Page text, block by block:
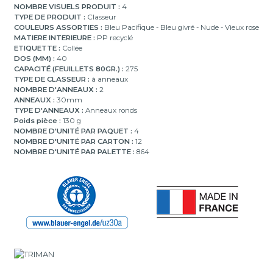
NOMBRE VISUELS PRODUIT : 4
TYPE DE PRODUIT : Classeur
COULEURS ASSORTIES : Bleu Pacifique - Bleu givré - Nude - Vieux rose
MATIERE INTERIEURE : PP recyclé
ETIQUETTE : Collée
DOS (MM) : 40
CAPACITÉ (FEUILLETS 80GR.) : 275
TYPE DE CLASSEUR : à anneaux
NOMBRE D'ANNEAUX : 2
ANNEAUX : 30mm
TYPE D'ANNEAUX : Anneaux ronds
Poids pièce : 130 g
NOMBRE D'UNITÉ PAR PAQUET : 4
NOMBRE D'UNITÉ PAR CARTON : 12
NOMBRE D'UNITÉ PAR PALETTE : 864